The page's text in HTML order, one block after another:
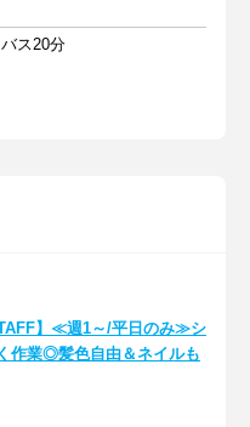
ス20分
】≪週1～/平日のみ≫シ
作業◎髪色自由＆ネイルも